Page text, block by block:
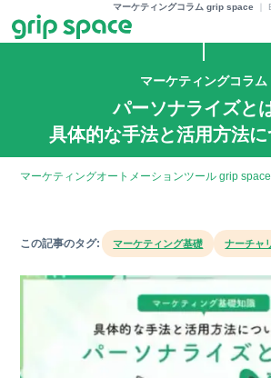
マーケティングコラム grip space
マーケティングコラム
パーソナライズと
具体的な手法と活用方法
マーケティングオートメーションツール grip space
この記事のタグ: マーケティング基礎 ナーチャ